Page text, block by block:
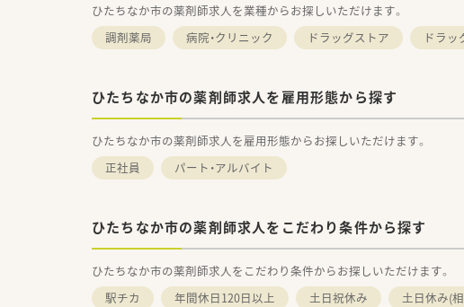
ひたちなか市の薬剤師求人を業種からお探しいただけます。
調剤薬局
病院・クリニック ドラッグストア ドラッ
ひたちなか市の薬剤師求人を雇用形態から探す
ひたちなか市の薬剤師求人を雇用形態からお探しいただけます。
正社員
パート・アルバイト
ひたちなか市の薬剤師求人をこだわり条件から探す
ひたちなか市の薬剤師求人をこだわり条件からお探しいただけます。
駅チカ
年間休日120日以上 土日祝休み 土日休み(